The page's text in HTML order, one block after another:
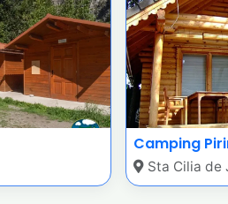
Camping
Sta Cilia de